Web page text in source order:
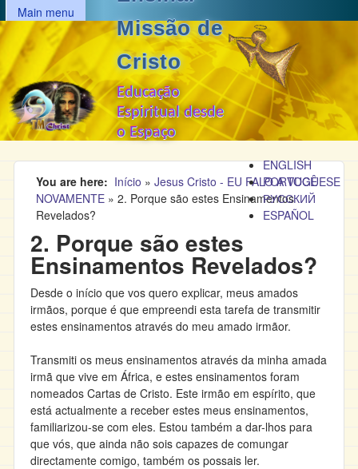
principal
MAIN MENU
Main menu
Missão de
Cristo
Educação
Espiritual desde
o Espaço
ENGLISH
PORTUGUESE
РУССКИЙ
ESPAÑOL
You are here Início » Jesus Cristo - EU FALO A VOCÊ
NOVAMENTE » 2. Porque são estes Ensinamentos
Revelados?
2. Porque são estes
Ensinamentos Revelados?
Desde o início que vos quero explicar, meus amados
irmãos, porque é que empreendi esta tarefa de transmitir
estes ensinamentos através do meu amado irmãor.
Transmiti os meus ensinamentos através da minha amada
irmã que vive em África, e estes ensinamentos foram
nomeados Cartas de Cristo. Este irmão em espírito, que
está actualmente a receber estes meus ensinamentos,
familiarizou-se com eles. Estou também a dar-lhos para
que vós, que ainda não sois capazes de comungar
directamente comigo, também os possais ler.